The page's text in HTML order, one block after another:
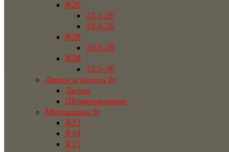
R26
23.1-26
18.4-26
R28
16.9-28
R38
15.5-38
Диски и колеса бу
Литые
Штампованные
Мотошины бу
R13
R14
R15